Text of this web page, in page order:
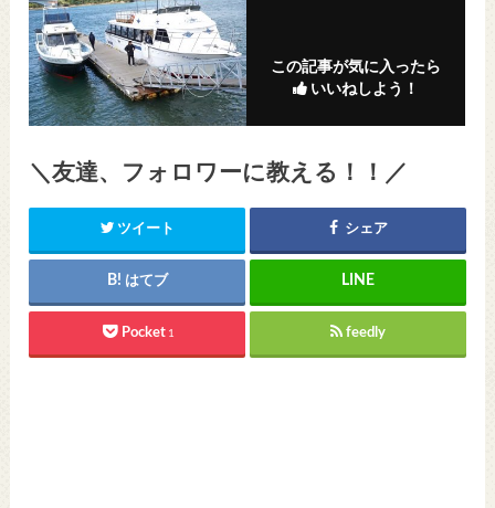
この記事が気に入ったら
いいねしよう！
＼友達、フォロワーに教える！！／
ツイート シェア
はてブ
Pocket 1 feedly